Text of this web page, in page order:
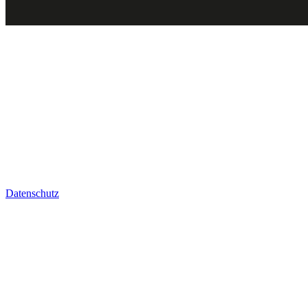
Datenschutz